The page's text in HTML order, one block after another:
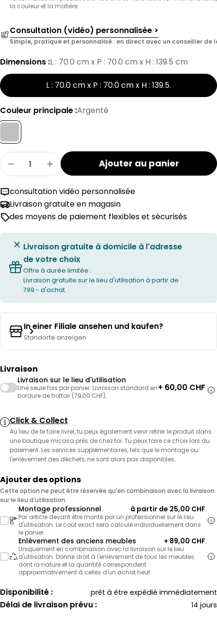
la couleur et la matière.
Consultation (vidéo) personnalisée >
Simple, pratique et personnalisé : en direct avec un conseiller de
Dimensions :L : 70.0 cm x P : 70.0 cm x H : 139.5 cm
L : 70.0 cm x P : 70.0 cm x H : 139.5.
Couleur principale :Argenté
Quantité
Réduire la quantité pour la tringle d'angle
Augmenter la quantité pour la tringle
Ajouter au panier
consultation vidéo personnalisée
Livraison gratuite en magasin
des moyens de paiement flexibles et sécurisés
Livraison gratuite à domicile à l'adresse
de votre choix
Offre à durée limitée :
Livraison gratuite sur le lieu d'utilisation à partir de
799.- d'achat.
In einer Filiale ansehen und kaufen?
Standorte anzeigen
Livraison
Livraison sur le lieu d'utilisation
Une seule fois par panier. Livraison standard en
bordure de trottoir (79,00 CHF).
+ 60,00 CHF
Click & Collect
Au lieu de te faire livrer, tu peux également venir retirer le produit dans
une boutique micasa près de chez toi. Tu peux faire ce choix lors du
paiement. Les services supplémentaires, tels que le montage ou
l'enlèvement des déchets, ne sont alors pas disponibles.
Ajouter des options
Cette option ne peut être réservée qu'en combinaison avec la livraison
sur le lieu d'utilisation.
Montage professionnel à partir de 25,00 CHF
Par article devant être monté par un professionnel sur le lieu
d'utilisation. Le coût exact sera calculé individuellement dans
le panier.
Enlèvement des anciens meubles + 89,00 CHF
Uniquement en combinaison avec la livraison sur le lieu
d'utilisation. Donne droit à l'enlèvement de tous les meubles
dont la nature et la quantité correspondent
approximativement à celles d'un achat neuf.
Disponibilité : prêt à être expédié immédiatement
Délai de livraison prévu : 14 jours